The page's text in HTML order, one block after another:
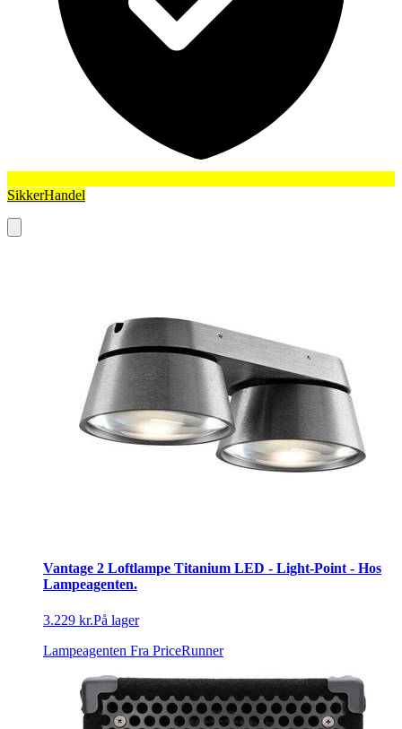
SikkerHandel
Vantage 2 Loftlampe Titanium LED - Light-Point - Hos
Lampeagenten.
3.229 kr.På lager
Lampeagenten Fra PriceRunner